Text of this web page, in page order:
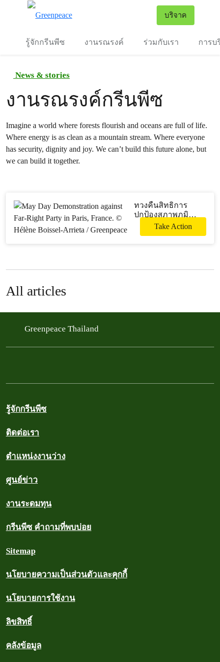
บริจาค
รู้จักกรีนพีซ งานรณรงค์ ร่วมกับเรา การบ
News & stories
งานรณรงค์กรีนพีซ
Imagine a world where forests flourish and oceans are full of life.
Where energy is as clean as a mountain stream. Where everyone
has security, dignity and joy. We can’t build this future alone, but
we can build it together.
ทวงคืนสิทธิการ
ปกป้องสภาพภูมิ
อากาศ หยุดการข่มขู่
จากกลุ่มทุน
Take Action
All articles
Greenpeace Thailand
รู้จักกรีนพีซ
ติดต่อเรา
ตำแหน่งงานว่าง
ศูนย์ข่าว
งานระดมทุน
กรีนพีซ คำถามที่พบบ่อย
Sitemap
นโยบายความเป็นส่วนตัวและคุกกี้
นโยบายการใช้งาน
ลิขสิทธิ์
คลังข้อมูล